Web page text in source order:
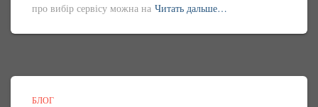
про вибір сервісу можна на Читать дальше…
БЛОГ